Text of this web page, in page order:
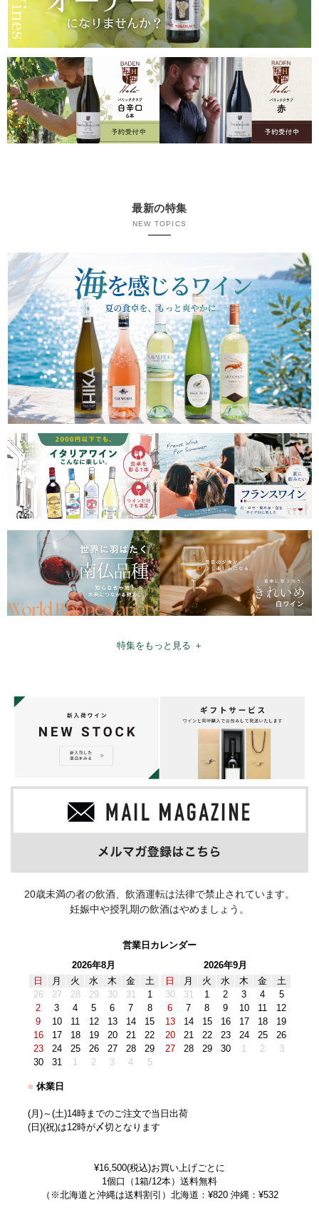
最新の特集
NEW TOPICS
特集をもっと見る ＋
20歳未満の者の飲酒、飲酒運転は法律で禁止されています。
妊娠中や授乳期の飲酒はやめましょう。
営業日カレンダー
2026年8月
日
月 火 水 木 金
土
26
27 28 29 30 31
1
2
3 4 5 6 7
8
9
10 11 12 13 14
15
16
17 18 19 20 21
22
23
24 25 26 27 28
29
30
31 1 2 3 4 5
2026年9月
日
月 火 水 木 金
土
30
31 1 2 3 4
5
6
7 8 9 10 11
12
13
14 15 16 17 18
19
20
21 22 23 24 25
26
27
28 29 30 1 2 3
■ 休業日
(月)～(土)14時までのご注文で当日出荷
(日)(祝)は12時が〆切となります
¥16,500(税込)お買い上げごとに
1個口（1箱/12本）送料無料
（※北海道と沖縄は送料割引）北海道：¥820 沖縄：¥532